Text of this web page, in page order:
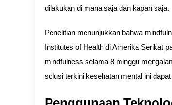
dilakukan di mana saja dan kapan saja.
Penelitian menunjukkan bahwa
Institutes of Health di Amerika Serikat
mindfulness selama 8 minggu
solusi terkini kesehatan mental ini